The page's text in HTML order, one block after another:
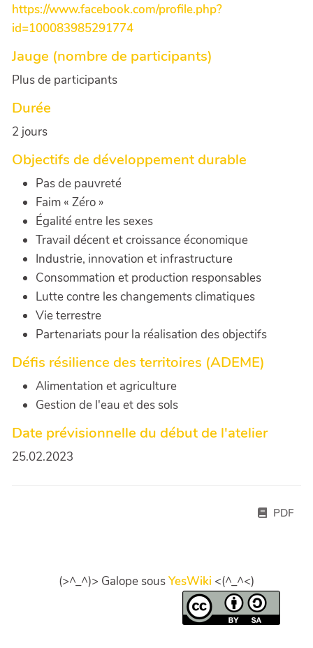
https://www.facebook.com/profile.php?
id=100083985291774
Jauge (nombre de participants)
Plus de participants
Durée
2 jours
Objectifs de développement durable
Pas de pauvreté
Faim « Zéro »
Égalité entre les sexes
Travail décent et croissance économique
Industrie, innovation et infrastructure
Consommation et production responsables
Lutte contre les changements climatiques
Vie terrestre
Partenariats pour la réalisation des objectifs
Défis résilience des territoires (ADEME)
Alimentation et agriculture
Gestion de l'eau et des sols
Date prévisionnelle du début de l'atelier
25.02.2023
PDF
(>^_^)> Galope sousYesWiki <(^_^<)